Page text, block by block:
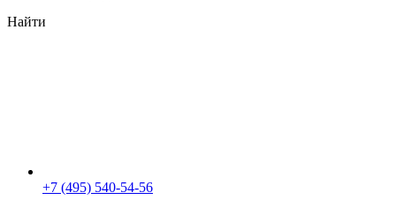
Найти
+7 (495) 540-54-56